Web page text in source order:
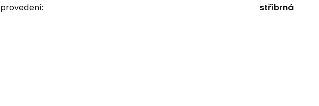
provedení: stříbrná